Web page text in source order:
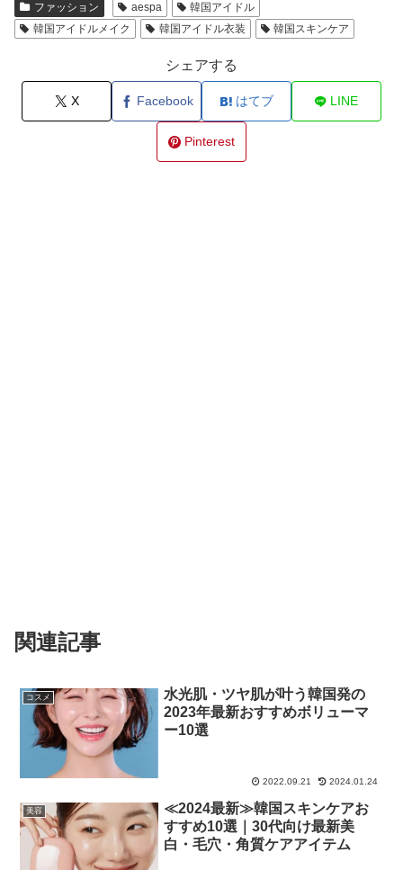
ファッション aespa
韓国アイドル
韓国アイドルメイク
韓国アイドル衣装 韓国スキンケア
シェアする
X Facebook はてブ LINE
Pinterest
関連記事
コスメ
水光肌・ツヤ肌が叶う韓国発の
2023年最新おすすめボリューマ
ー10選
2022.09.21 2024.01.24
美容
≪2024最新≫韓国スキンケアお
すすめ10選｜30代向け最新美
白・毛穴・角質ケアアイテム